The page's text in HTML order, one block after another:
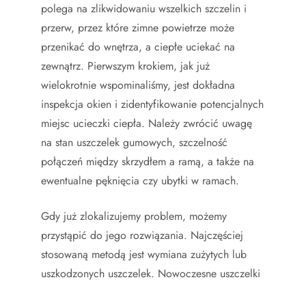
polega na zlikwidowaniu wszelkich szczelin i
przerw, przez które zimne powietrze może
przenikać do wnętrza, a ciepłe uciekać na
zewnątrz. Pierwszym krokiem, jak już
wielokrotnie wspominaliśmy, jest dokładna
inspekcja okien i zidentyfikowanie potencjalnych
miejsc ucieczki ciepła. Należy zwrócić uwagę
na stan uszczelek gumowych, szczelność
połączeń między skrzydłem a ramą, a także na
ewentualne pęknięcia czy ubytki w ramach.
Gdy już zlokalizujemy problem, możemy
przystąpić do jego rozwiązania. Najczęściej
stosowaną metodą jest wymiana zużytych lub
uszkodzonych uszczelek. Nowoczesne uszczelki